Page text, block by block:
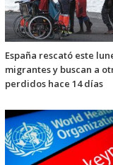
España rescató este
migrantes y buscan a
perdidos hace 14 días